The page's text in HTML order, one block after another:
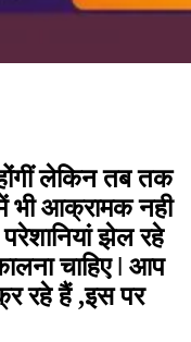
लेकिन तब तक
आक्रामक नही
झेल रहे
चाहिए ǀ आप
रहे हैं ,इस पर